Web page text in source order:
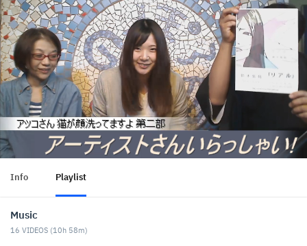
Info Playlist
Music
16 VIDEOS (10h 58m)